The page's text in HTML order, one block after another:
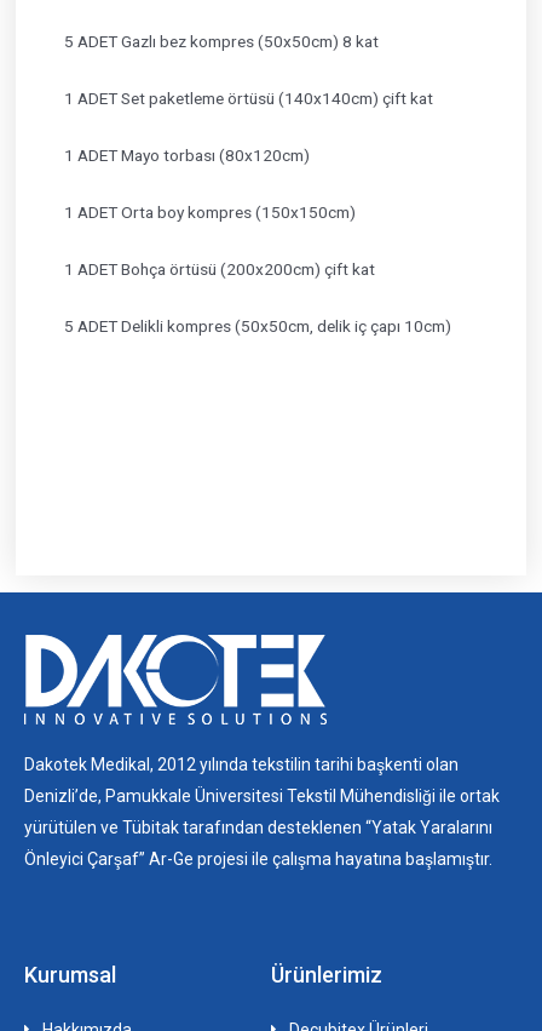
5 ADET Gazlı bez kompres (50x50cm) 8 kat
1 ADET Set paketleme örtüsü (140x140cm) çift kat
1 ADET Mayo torbası (80x120cm)
1 ADET Orta boy kompres (150x150cm)
1 ADET Bohça örtüsü (200x200cm) çift kat
5 ADET Delikli kompres (50x50cm, delik iç çapı 10cm)
Dakotek Medikal, 2012 yılında tekstilin tarihi başkenti olan
Denizli’de, Pamukkale Üniversitesi Tekstil Mühendisliği ile ortak
yürütülen ve Tübitak tarafından desteklenen “Yatak Yaralarını
Önleyici Çarşaf” Ar-Ge projesi ile çalışma hayatına başlamıştır.
Kurumsal Ürünlerimiz